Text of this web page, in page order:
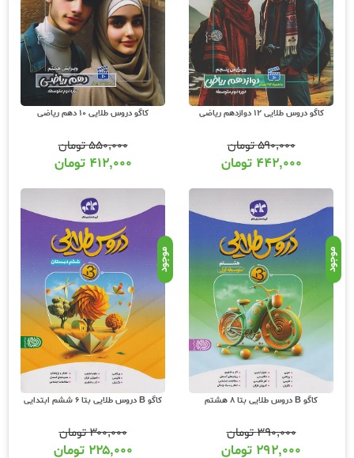
کاگو دروس طلایی 12 دوازدهم ریاضی
۵۹۰,۰۰۰تومان
۴۴۲,۰۰۰ تومان
کاگو دروس طلایی 10 دهم ریاضی
۵۵۰,۰۰۰تومان
۴۱۲,۰۰۰ تومان
موجود
کاگو B دروس طلایی بتا 8 هشتم
۳۹۰,۰۰۰تومان
۲۹۲,۰۰۰ تومان
موجود
کاگو B دروس طلایی بتا 6 ششم ابتدایی
۳۰۰,۰۰۰تومان
۲۲۵,۰۰۰ تومان